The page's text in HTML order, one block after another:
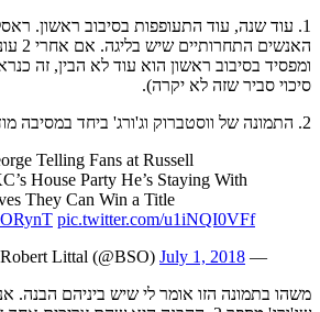
1. עוד שנה, עוד התעופפות בסיבוב ראשון.
ומפסיד בסיבוב ראשון הוא עוד לא הבין, זה
סיכוי סביר שזה לא יקרה).
2. התמונה של ווסטברוק וג'ורג' ביחד במסיבה מודיעים על החתימה.
Telling Fans at Russell
House Party He’s Staying With
They Can Win a Title
pic.twitter.com/u1iNQI0VFf
— Robert Littal (@BSO)
July 1, 2018
משהו בתמונה הזו אומר לי שיש ביניהם הבנה.